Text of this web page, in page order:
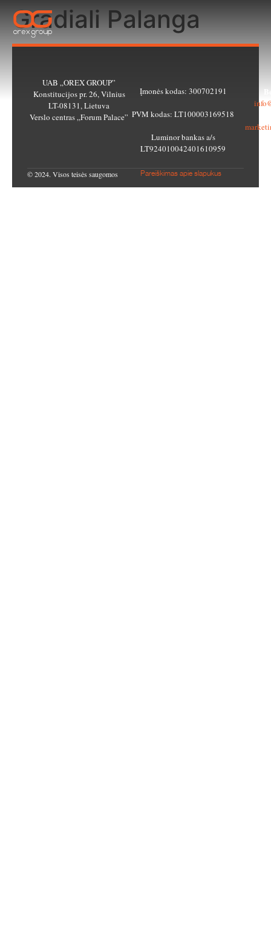
Gradiali Palanga
UAB „OREX GROUP”
Konstitucijos pr. 26, Vilnius
LT-08131, Lietuva
Verslo centras „Forum Palace”
Įmonės kodas: 300702191
PVM kodas: LT100003169518
Luminor bankas a/s
LT924010042401610959
© 2024. Visos teisės saugomos Pareiškimas apie slapukus